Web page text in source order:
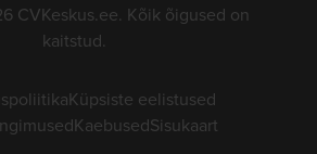
CVKeskus.ee. Kõik õigused on
kaitstud.
Küpsiste eelistused
KaebusedSisukaart